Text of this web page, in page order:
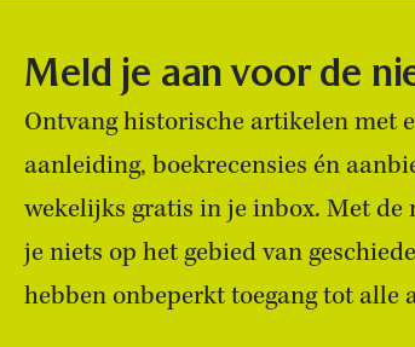
Meld je aan voor de
Ontvang historische artikelen met
aanleiding, boekrecensies én
wekelijks gratis in je inbox. Met de
je niets op het gebied van
hebben onbeperkt toegang tot alle